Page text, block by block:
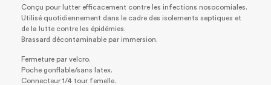
Conçu pour lutter efficacement contre les infections nosocomiales.
Utilisé quotidiennement dans le cadre des isolements septiques et
de la lutte contre les épidémies.
Brassard décontaminable par immersion.
Fermeture par velcro.
Poche gonflable/sans latex.
Connecteur 1/4 tour femelle.